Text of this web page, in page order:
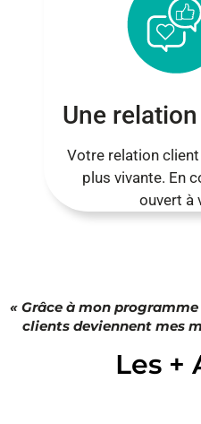
Une
Votre relation
plus vivante. En
ouvert à
« Grâce à mon
clients deviennent mes
Les +